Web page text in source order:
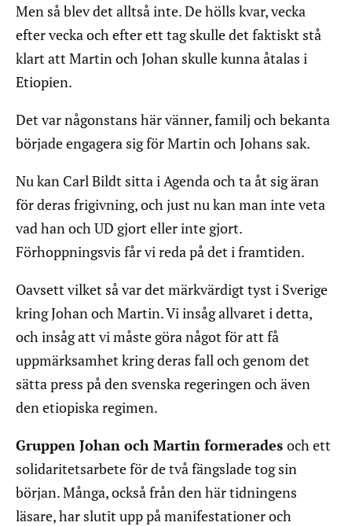
Men så blev det alltså inte. De hölls kvar, vecka
efter vecka och efter ett tag skulle det faktiskt stå
klart att Martin och Johan skulle kunna åtalas i
Etiopien.
Det var någonstans här vänner, familj och bekanta
började engagera sig för Martin och Johans sak.
Nu kan Carl Bildt sitta i Agenda och ta åt sig äran
för deras frigivning, och just nu kan man inte veta
vad han och UD gjort eller inte gjort.
Förhoppningsvis får vi reda på det i framtiden.
Oavsett vilket så var det märkvärdigt tyst i Sverige
kring Johan och Martin. Vi insåg allvaret i detta,
och insåg att vi måste göra något för att få
uppmärksamhet kring deras fall och genom det
sätta press på den svenska regeringen och även
den etiopiska regimen.
Gruppen Johan och Martin formerades och ett
solidaritetsarbete för de två fängslade tog sin
början. Många, också från den här tidningens
läsare, har slutit upp på manifestationer och